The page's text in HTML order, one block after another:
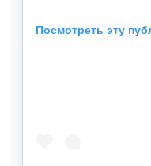
Посмотреть эту